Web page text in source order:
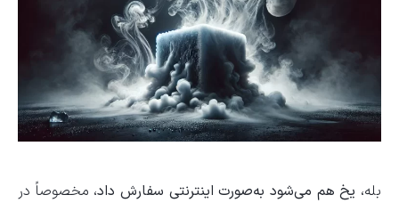
بله، یخ هم می‌شود به‌صورت اینترنتی سفارش داد، مخصوصاً در